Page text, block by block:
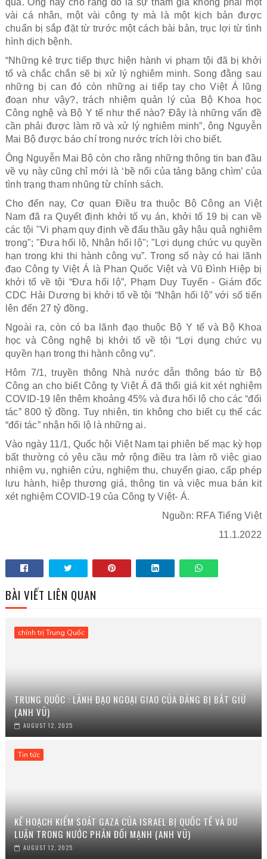
qua. Ông này cho rằng đó là sự tham gia không phải một
vài cá nhân, một vài công ty mà là một kịch bản được
chuẩn bị sắp đặt từ trước một cách bài bản, trục lợi từ tình
hình dịch bệnh.
“Những kẻ trực tiếp thực hiện hành vi phạm tội đã bị khởi
tố và chắc chắn sẽ bị xử lý nghiêm minh. Song đằng sau
những bị can đó còn những ai tiếp tay cho Việt Á lũng
đoạn như vậy?, trách nhiệm quản lý của Bộ Khoa học
Công nghệ và Bộ Y tế như thế nào? Đây là những vấn đề
cần phải được làm rõ và xử lý nghiêm minh”, ông Nguyễn
Mai Bộ được báo chí trong nước trích lời cho biết.
Ông Nguyễn Mai Bộ còn cho rằng những thông tin ban đầu
về vụ này cũng chỉ mới là ‘bề nổi của tảng băng chìm’ của
tình trạng tham nhũng từ chính sách.
Cho đến nay, Cơ quan Điều tra thuộc Bộ Công an Việt
Nam đã ra Quyết định khởi tố vụ án, khởi tố 19 bị can về
các tội "Vi phạm quy định về đấu thầu gây hậu quả nghiêm
trọng"; "Đưa hối lộ, Nhận hối lộ"; "Lợi dụng chức vụ quyền
hạn trong khi thi hành công vụ”. Trong số này có hai lãnh
đạo Công ty Việt Á là Phan Quốc Việt và Vũ Đình Hiệp bị
khởi tố về tội “Đưa hối lộ”, Phạm Duy Tuyến - Giám đốc
CDC Hải Dương bị khởi tố về tội “Nhận hối lộ” với số tiến
lên đến 27 tỷ đồng.
Ngoài ra, còn có ba lãnh đạo thuộc Bộ Y tế và Bộ Khoa
học và Công nghệ bị khởi tố về tội “Lợi dụng chức vụ
quyền hạn trong thi hành công vụ”.
Hôm 7/1, truyền thông Nhà nước dẫn thông báo từ Bộ
Công an cho biết Công ty Việt Á đã thổi giá kit xét nghiệm
COVID-19 lên thêm khoảng 45% và đưa hối lộ cho các “đối
tác” 800 tỷ đồng. Tuy nhiên, tin không cho biết cụ thể các
“đối tác” nhận hối lộ là những ai.
Vào ngày 11/1, Quốc hội Việt Nam tại phiên bế mạc kỳ họp
bất thường có yêu cầu mở rộng điều tra làm rõ việc giao
nhiệm vụ, nghiên cứu, nghiệm thu, chuyển giao, cấp phép
lưu hành, hiệp thương giá, thông tin và việc mua bán kit
xét nghiệm COVID-19 của Công ty Việt- Á.
Nguồn: RFA Tiếng Việt
11.1.2022
BÀI VIẾT LIÊN QUAN
chính trị Trung Quốc
TRUNG QUỐC : LÃNH ĐẠO NGOẠI GIAO CỦA ĐẢNG BỊ BẮT GIỮ
(ANH VŨ)
AUGUST 12, 2025
Tin tức
KẾ HOẠCH KIỂM SOÁT GAZA CỦA ISRAEL BỊ QUỐC TẾ VÀ DƯ
LUẬN TRONG NƯỚC PHẢN ĐỐI MẠNH (ANH VŨ)
AUGUST 12, 2025